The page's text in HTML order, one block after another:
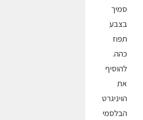
סמיך
בצבע
תפוז
כהה.
להוסיף
את
הויניגרט
הבלסמי